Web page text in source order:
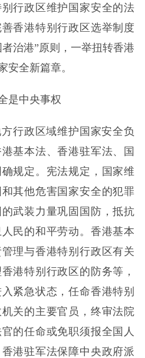
行政区维护国家安全的法
香港特别行政区选举制度
治港”原则，一举扭转香港
安全新篇章。
中央事权
政区域维护国家安全负
基本法、香港驻军法、国
规定。宪法规定，国家维
其他危害国家安全的犯罪
武装力量巩固国防，抵抗
民的和平劳动。香港基本
理与香港特别行政区有关
港特别行政区的防务等，
紧急状态，任命香港特别
关的主要官员，终审法院
的任命或免职须报全国人
港驻军法保障中央政府派